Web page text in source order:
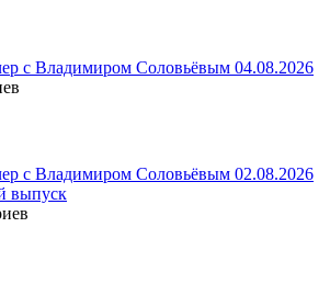
с Владимиром Соловьёвым 04.08.2026
с Владимиром Соловьёвым 02.08.2026
выпуск